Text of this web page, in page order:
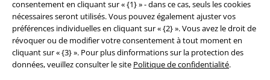
consentement en cliquant sur « {1} » - dans ce cas, seuls les cookies
nécessaires seront utilisés. Vous pouvez également ajuster vos
préférences individuelles en cliquant sur « {2} ». Vous avez le droit de
révoquer ou de modifier votre consentement à tout moment en
cliquant sur « {3} ». Pour plus dinformations sur la protection des
données, veuillez consulter le site Politique de confidentialité.
€ 43,99
Casquette Brood
Brixton
Bonnet
€ 43,99
Casquette Hooligan
Brixton
Bonnet
+1